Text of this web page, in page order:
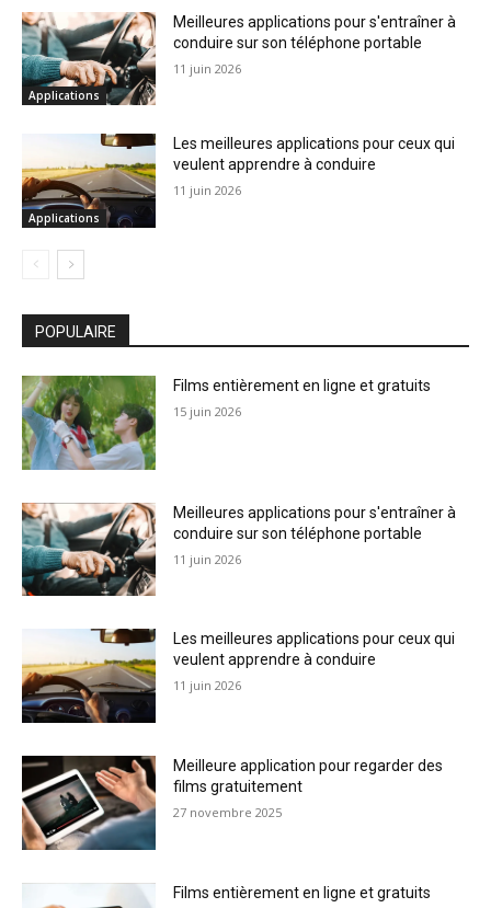
Applications
Meilleures applications pour s'entraîner à
conduire sur son téléphone portable
11 juin 2026
Applications
Les meilleures applications pour ceux qui
veulent apprendre à conduire
11 juin 2026
POPULAIRE
Films entièrement en ligne et gratuits
15 juin 2026
Meilleures applications pour s'entraîner à
conduire sur son téléphone portable
11 juin 2026
Les meilleures applications pour ceux qui
veulent apprendre à conduire
11 juin 2026
Meilleure application pour regarder des
films gratuitement
27 novembre 2025
Films entièrement en ligne et gratuits